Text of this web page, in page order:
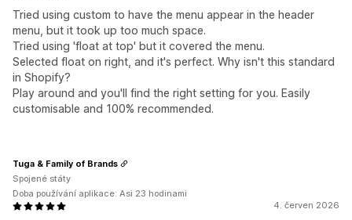
Tried using custom to have the menu appear in the header
menu, but it took up too much space.
Tried using 'float at top' but it covered the menu.
Selected float on right, and it's perfect. Why isn't this standard
in Shopify?
Play around and you'll find the right setting for you. Easily
customisable and 100% recommended.
4. červen 2026
Tuga & Family of Brands
Spojené státy
Doba používání aplikace: Asi 23 hodinami